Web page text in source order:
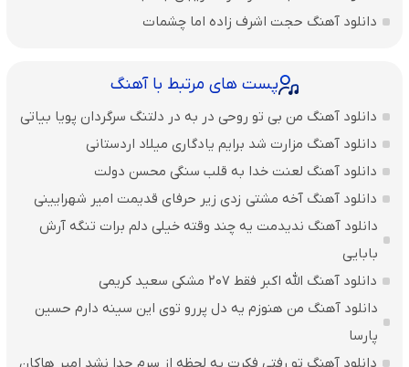
دانلود آهنگ حجت اشرف زاده اما چشمات
پست های مرتبط با آهنگ
دانلود آهنگ من بی تو روحی در به در دلتنگ سرگردان پویا بیاتی
دانلود آهنگ مزارت شد برایم یادگاری میلاد اردستانی
دانلود آهنگ لعنت خدا به قلب سنگی محسن دولت
دانلود آهنگ آخه مشتی زدی زیر حرفای قدیمت امیر شهرایینی
دانلود آهنگ ندیدمت یه چند وقته خیلی دلم برات تنگه آرش
بابایی
دانلود آهنگ الله اکبر فقط 207 مشکی سعید کریمی
دانلود آهنگ من هنوزم یه دل پررو توی این سینه دارم حسین
پارسا